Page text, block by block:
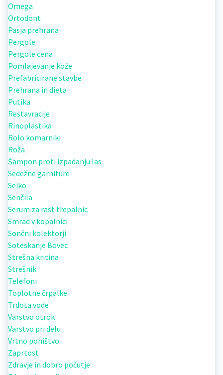
Omega
Ortodont
Pasja prehrana
Pergole
Pergole cena
Pomlajevanje kože
Prefabricirane stavbe
Prehrana in dieta
Putika
Restavracije
Rinoplastika
Rolo komarniki
Roža
Šampon proti izpadanju las
Sedežne garniture
Seiko
Senčila
Serum za rast trepalnic
Smrad v kopalnici
Sončni kolektorji
Soteskanje Bovec
Strešna kritina
Strešnik
Telefoni
Toplotne črpalke
Trdota vode
Varstvo otrok
Varstvo pri delu
Vrtno pohištvo
Zaprtost
Zdravje in dobro počutje